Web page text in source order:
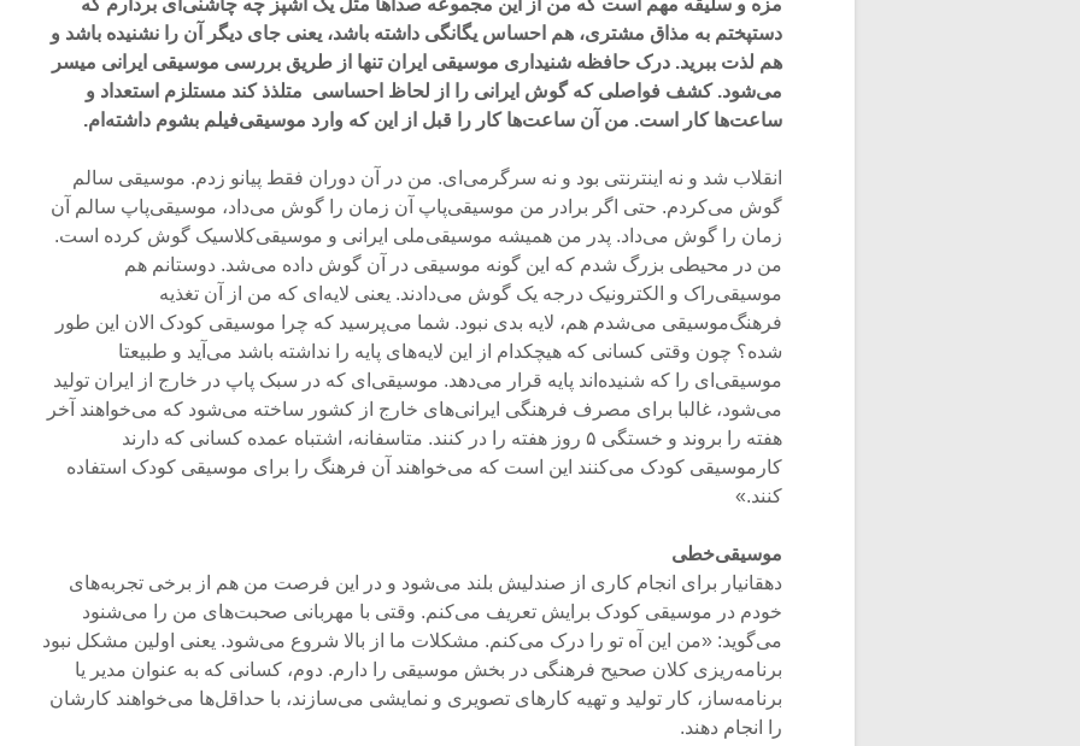
مزه و سلیقه مهم است که من از این مجموعه صدا‌ها مثل یک آشپز چه چاشنی‌ای بردارم که
دستپختم به مذاق مشتری، هم احساس یگانگی داشته باشد، یعنی جای دیگر آن را نشنیده باشد و
هم لذت ببرید. درک حافظه شنیداری موسیقی ایران تنها از طریق بررسی موسیقی ایرانی میسر
می‌شود. کشف فواصلی که گوش ایرانی را از لحاظ احساسی متلذذ کند مستلزم استعداد و
ساعت‌ها کار است. من آن ساعت‌ها کار را قبل از این که وارد موسیقی‌فیلم بشوم داشته‌ام.
انقلاب شد و نه اینترنتی بود و نه سرگرمی‌ای. من در آن دوران فقط پیانو زدم. موسیقی سالم
گوش می‌کردم. حتی اگر برادر من موسیقی‌پاپ آن زمان را گوش می‌داد، موسیقی‌پاپ سالم آن
زمان را گوش می‌داد. پدر من همیشه موسیقی‌ملی ایرانی و موسیقی‌کلاسیک گوش کرده است.
من در محیطی بزرگ شدم که این گونه موسیقی در آن گوش داده می‌شد. دوستانم هم
موسیقی‌راک و الکترونیک درجه یک گوش می‌دادند. یعنی لایه‌ای که من از آن تغذیه
فرهنگ‌موسیقی می‌شدم هم، لایه بدی نبود. شما می‌پرسید که چرا موسیقی کودک الان این طور
شده؟ چون وقتی کسانی که هیچکدام از این لایه‌های پایه را نداشته باشد می‌آید و طبیعتا
موسیقی‌ای را که شنیده‌اند پایه قرار می‌دهد. موسیقی‌ای که در سبک پاپ در خارج از ایران تولید
می‌شود، غالبا برای مصرف فرهنگی ایرانی‌های خارج از کشور ساخته می‌شود که می‌خواهند آخر
هفته را بروند و خستگی ۵ روز هفته را در کنند. متاسفانه، اشتباه عمده کسانی که دارند
کارموسیقی کودک می‌کنند این است که می‌خواهند آن فرهنگ را برای موسیقی کودک استفاده
کنند.»
موسیقیخطی
دهقانیار برای انجام کاری از صندلیش بلند می‌شود و در این فرصت من هم از برخی تجربه‌های
خودم در موسیقی کودک برایش تعریف می‌کنم. وقتی با مهربانی صحبت‌های من را می‌شنود
می‌گوید: «من این آه تو را درک می‌کنم. مشکلات ما از بالا شروع می‌شود. یعنی اولین مشکل نبود
برنامه‌ریزی کلان صحیح فرهنگی در بخش موسیقی را دارم. دوم، کسانی که به عنوان مدیر یا
برنامه‌ساز، کار تولید و تهیه کارهای تصویری و نمایشی می‌سازند، با حداقل‌ها می‌خواهند کارشان
را انجام دهند.